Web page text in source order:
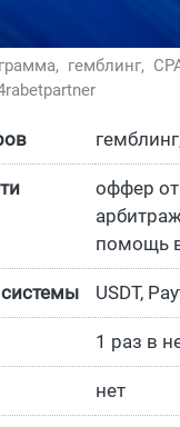
гемблинг,
оффер от
помощь
USDT,
1 раз в
нет